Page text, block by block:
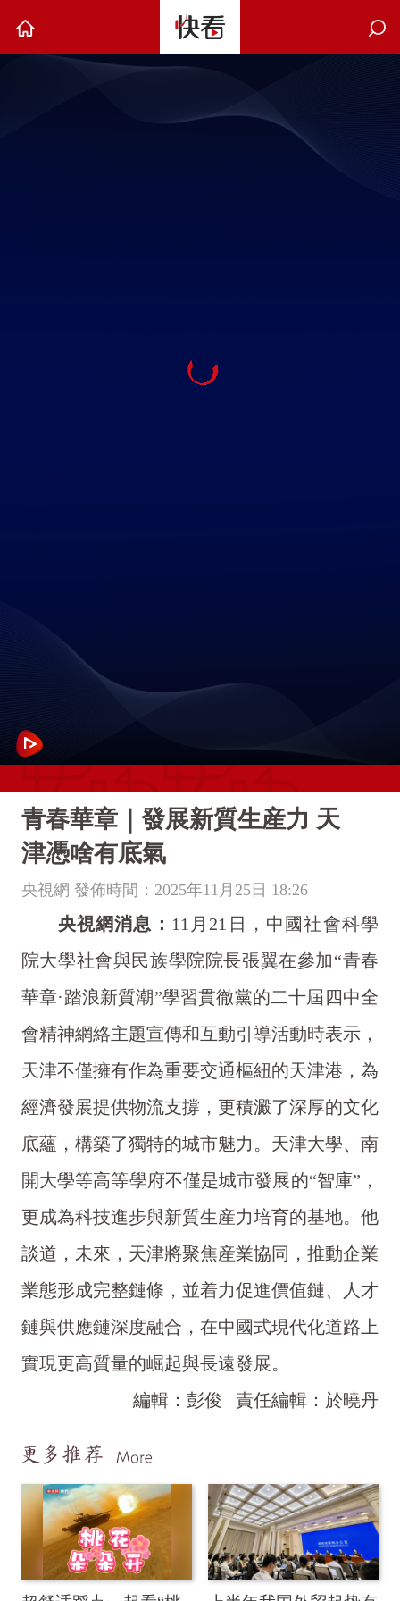
青春華章｜發展新質生産力 天
津憑啥有底氣
央視網 發佈時間：2025年11月25日 18:26
央視網消息： 11月21日，中國社會科學
院大學社會與民族學院院長張翼在參加“青春
華章·踏浪新質潮”學習貫徹黨的二十屆四中全
會精神網絡主題宣傳和互動引導活動時表示，
天津不僅擁有作為重要交通樞紐的天津港，為
經濟發展提供物流支撐，更積澱了深厚的文化
底蘊，構築了獨特的城市魅力。天津大學、南
開大學等高等學府不僅是城市發展的“智庫”，
更成為科技進步與新質生産力培育的基地。他
談道，未來，天津將聚焦産業協同，推動企業
業態形成完整鏈條，並着力促進價值鏈、人才
鏈與供應鏈深度融合，在中國式現代化道路上
實現更高質量的崛起與長遠發展。
編輯：彭俊
責任編輯：於曉丹